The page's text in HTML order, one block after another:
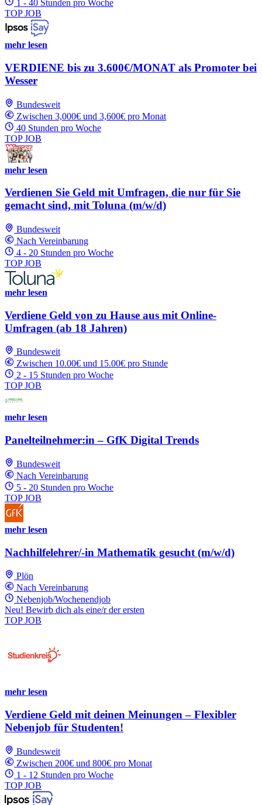
1 - 40 Stunden pro Woche
TOP JOB
mehr lesen
VERDIENE bis zu 3.600€/MONAT als Promoter bei
Wesser
Bundesweit
Zwischen 3,000€ und 3,600€ pro Monat
40 Stunden pro Woche
TOP JOB
mehr lesen
Verdienen Sie Geld mit Umfragen, die nur für Sie
gemacht sind, mit Toluna (m/w/d)
Bundesweit
Nach Vereinbarung
4 - 20 Stunden pro Woche
TOP JOB
mehr lesen
Verdiene Geld von zu Hause aus mit Online-
Umfragen (ab 18 Jahren)
Bundesweit
Zwischen 10.00€ und 15.00€ pro Stunde
2 - 15 Stunden pro Woche
TOP JOB
mehr lesen
Panelteilnehmer:in – GfK Digital Trends
Bundesweit
Nach Vereinbarung
5 - 20 Stunden pro Woche
TOP JOB
mehr lesen
Nachhilfelehrer/-in Mathematik gesucht (m/w/d)
Plön
Nach Vereinbarung
Nebenjob/Wochenendjob
Neu! Bewirb dich als eine/r der ersten
TOP JOB
mehr lesen
Verdiene Geld mit deinen Meinungen – Flexibler
Nebenjob für Studenten!
Bundesweit
Zwischen 200€ und 800€ pro Monat
1 - 12 Stunden pro Woche
TOP JOB